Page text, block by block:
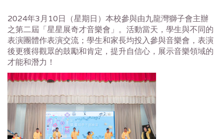
n
2024年3月10日（星期日）本校參與由九龍灣獅子會主辦
之第二屆「星星展奇才音樂會」。活動當天，學生與不同的
表演團體作表演交流；學生和家長均投入參與音樂會，表演
後更獲得觀眾的鼓勵和肯定，提升自信心，展示音樂領域的
才能和潛力！